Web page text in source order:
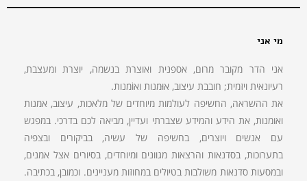
מי אני
אני הדר מקובר מרום, אספנית ואוצרת בנשמה, יוצרת ומעצבת,
רעיונאית ויזמית; חובבת עיצוב, אוּמנות ואוֹמנות.
את ההשראה, החשיפה לעולמות מיוחדים של מלאכות, עיצוב, אמנות
ואומנות, את הידע והמידע שצברתי ועדיין, מביאה לכם בדרכי. במפגש
עם אנשים ויוצרים, בחשיפה של עשיה, בביקורים ובצפיה
בתערוכות, בסדנאות והרצאות מגוונים ומיוחדים, בסיורים אצל אמנים,
ובמסעות סדנאות משולבות בטיולים במחוזות מעניינים. וכמובן, בכתיבה.